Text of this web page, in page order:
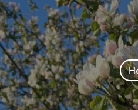
Siirry
sivun
sisältöön